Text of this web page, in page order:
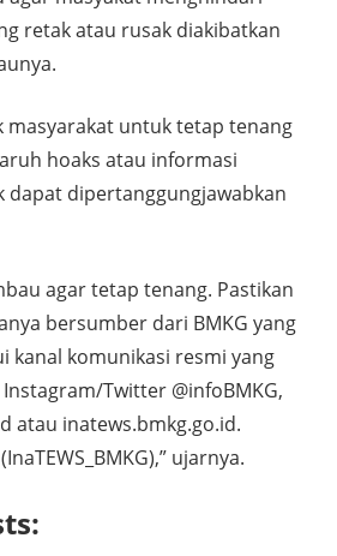
retak atau rusak diakibatkan
masyarakat untuk tetap tenang
hoaks atau informasi
dapat dipertanggungjawabkan
agar tetap tenang. Pastikan
bersumber dari BMKG yang
kanal komunikasi resmi yang
Twitter @infoBMKG,
atau inatews.bmkg.go.id.
ujarnya.